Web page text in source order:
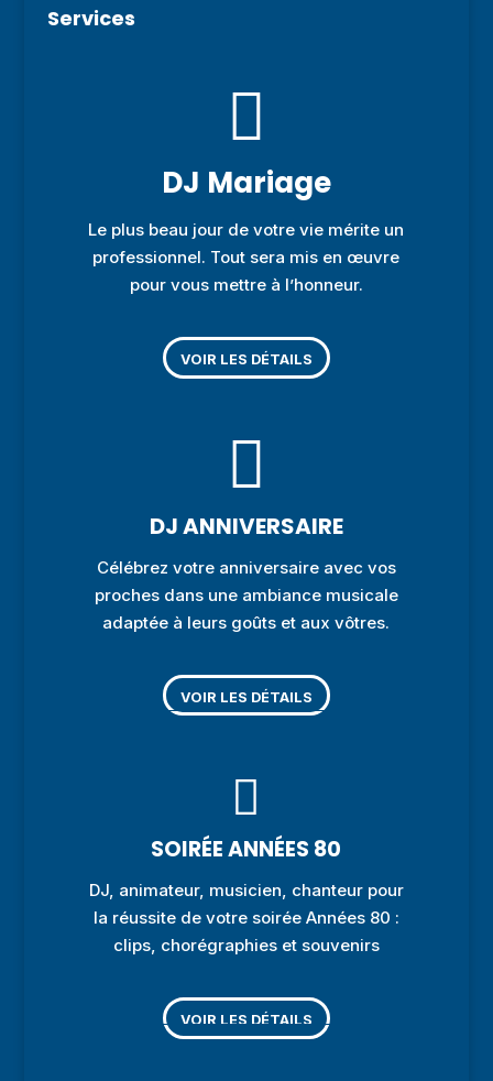
Services

DJ Mariage
Le plus beau jour de votre vie mérite un
professionnel. Tout sera mis en œuvre
pour vous mettre à l’honneur.
VOIR LES DÉTAILS

DJ ANNIVERSAIRE
Célébrez votre anniversaire avec vos
proches dans une ambiance musicale
adaptée à leurs goûts et aux vôtres.
VOIR LES DÉTAILS

SOIRÉE ANNÉES 80
DJ, animateur, musicien, chanteur pour
la réussite de votre soirée Années 80 :
clips, chorégraphies et souvenirs
VOIR LES DÉTAILS